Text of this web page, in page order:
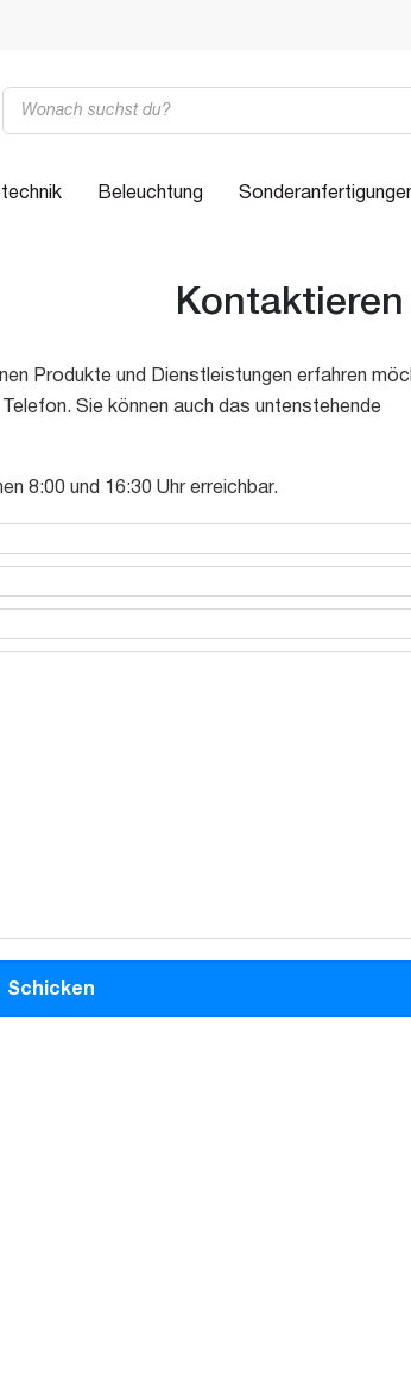
Products
search
Beleuchtung
Produkte und Dienstleistungen erfahren
Sie können auch das untenstehende
8:00 und 16:30 Uhr erreichbar.